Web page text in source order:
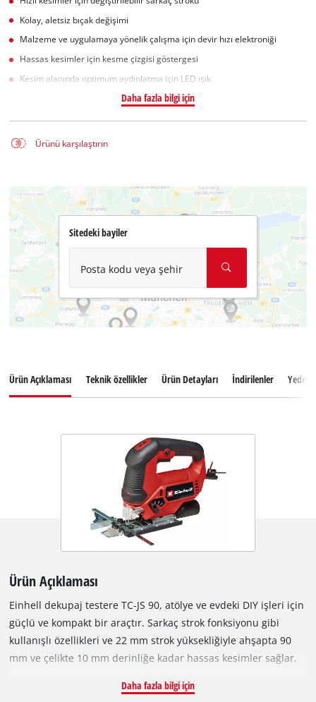
Kolay, aletsiz bıçak değişimi
Malzeme ve uygulamaya yönelik çalışma için devir hızı elektroniği
Hassas kesimler için kesme çizgisi göstergesi
Kesim alanında optimum aydınlatma için LED ışık
Daha fazla bilgi için
Ürünü karşılaştırın
Sitedeki bayiler
Posta kodu veya şehir
Ürün Açıklaması Teknik özellikler Ürün Detayları İndirilenler Yedek
Ürün Açıklaması
Einhell dekupaj testere TC-JS 90, atölye ve evdeki DIY işleri için
güçlü ve kompakt bir araçtır. Sarkaç strok fonksiyonu gibi
kullanışlı özellikleri ve 22 mm strok yüksekliğiyle ahşapta 90
mm ve çelikte 10 mm derinliğe kadar hassas kesimler sağlar.
de olanak sağlar. Dekupaj testeresi, sorunsuz çalışan 650
Daha fazla bilgi için